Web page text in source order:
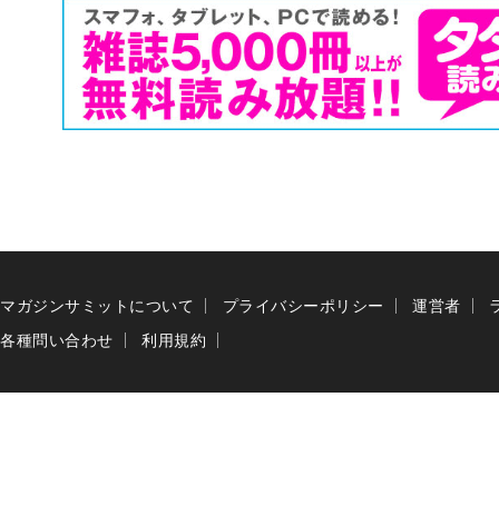
マガジンサミットについて プライバシーポリシー 運営者
各種問い合わせ
利用規約